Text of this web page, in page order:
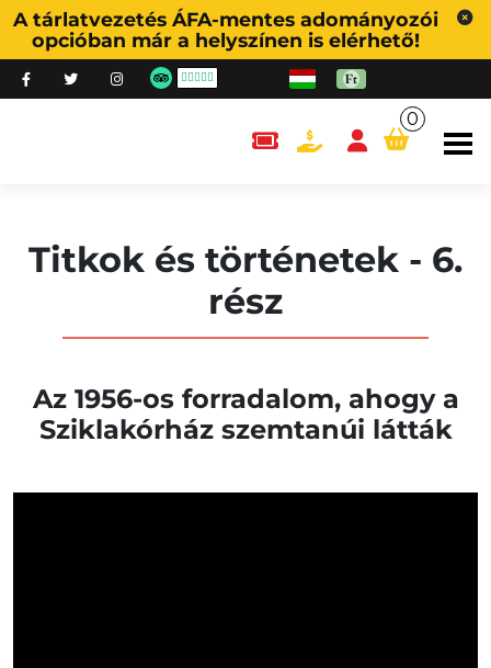
A tárlatvezetés ÁFA-mentes adományozói
opcióban már a helyszínen is elérhető!
content.cart
0
Titkok és történetek - 6.
rész
Az 1956-os forradalom, ahogy a
Sziklakórház szemtanúi látták